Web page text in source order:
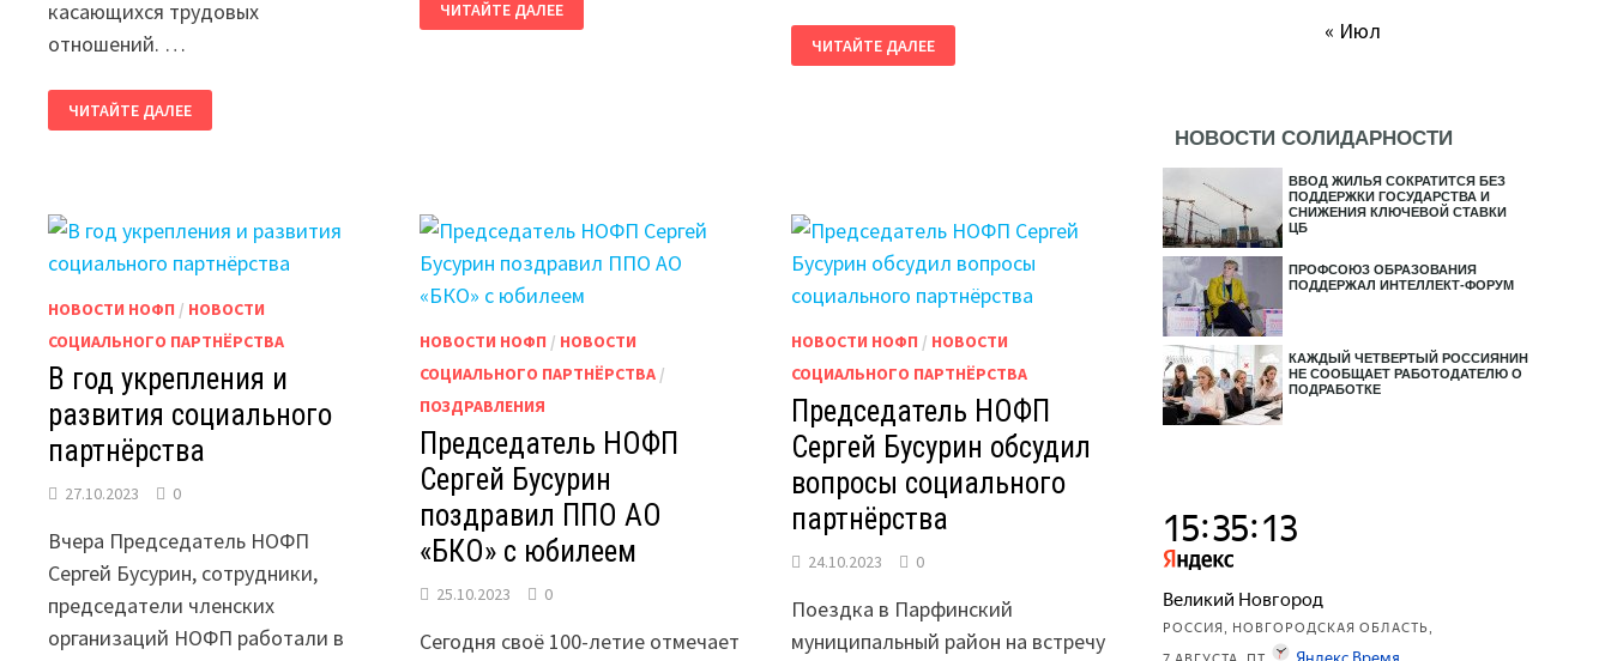
касающихся трудовых
отношений. …
СОСТОЯЛОСЬ
ЗАСЕДАНИЕ
ТРЕХСТОРОННЕЙ
ОТНОШЕНИЙ
ВЕЛИКОМ
ЧИТАЙТЕ ДАЛЕЕ
ПЕДАГОГИЧЕСКИХ
ДИНАСТИЙ
ЧИТАЙТЕ ДАЛЕЕ
ПРЕДСЕДАТЕЛЬ
НОФП
СЕРГЕЙ
ПО
БЮДЖЕТУ,
И
ЧИТАЙТЕ ДАЛЕЕ
НОВОСТИ НОФП / НОВОСТИ
СОЦИАЛЬНОГО ПАРТНЁРСТВА
В год укрепления и
развития социального
партнёрства
27.10.2023 0
Вчера Председатель НОФП
Сергей Бусурин, сотрудники,
председатели членских
организаций НОФП работали в
НОВОСТИ НОФП / НОВОСТИ
СОЦИАЛЬНОГО ПАРТНЁРСТВА /
ПОЗДРАВЛЕНИЯ
Председатель НОФП
Сергей Бусурин
поздравил ППО АО
«БКО» с юбилеем
25.10.2023 0
Сегодня своё 100-летие отмечает
НОВОСТИ НОФП / НОВОСТИ
СОЦИАЛЬНОГО ПАРТНЁРСТВА
Председатель НОФП
Сергей Бусурин обсудил
вопросы социального
партнёрства
24.10.2023 0
Поездка в Парфинский
муниципальный район на встречу
« Июл
НОВОСТИ СОЛИДАРНОСТИ
ВВОД ЖИЛЬЯ СОКРАТИТСЯ БЕЗ
ПОДДЕРЖКИ ГОСУДАРСТВА И
СНИЖЕНИЯ КЛЮЧЕВОЙ СТАВКИ
ЦБ
ПРОФСОЮЗ ОБРАЗОВАНИЯ
ПОДДЕРЖАЛ ИНТЕЛЛЕКТ-ФОРУМ
КАЖДЫЙ ЧЕТВЕРТЫЙ РОССИЯНИН
НЕ СООБЩАЕТ РАБОТОДАТЕЛЮ О
ПОДРАБОТКЕ